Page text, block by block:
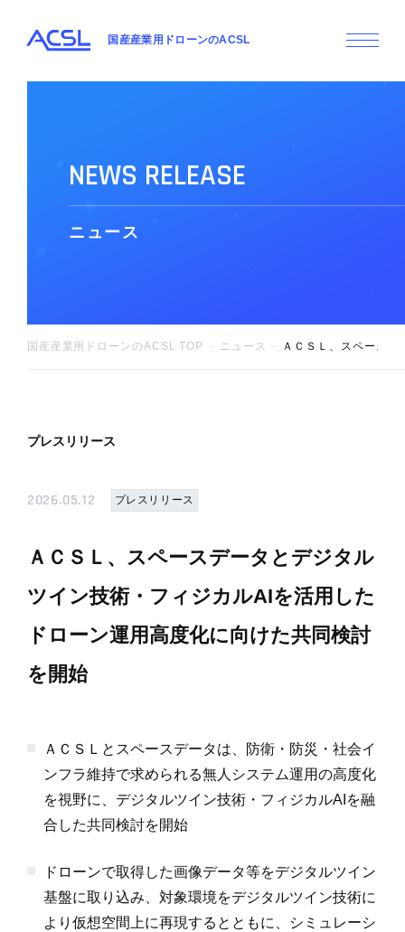
国産産業用ドローンのACSL
NEWS RELEASE
ニ ュ ー ス
国産産業用ドローンのACSL TOP ニュース ＡＣＳＬ、スペースデ
プレスリリース
2026.05.12 プレスリリース
ＡＣＳＬ、スペースデータとデジタル
ツイン技術・フィジカルAIを活用した
ドローン運用高度化に向けた共同検討
を開始
ＡＣＳＬとスペースデータは、防衛・防災・社会イ
ンフラ維持で求められる無人システム運用の高度化
を視野に、デジタルツイン技術・フィジカルAIを融
合した共同検討を開始
ドローンで取得した画像データ等をデジタルツイン
基盤に取り込み、対象環境をデジタルツイン技術に
より仮想空間上に再現するとともに、シミュレーシ